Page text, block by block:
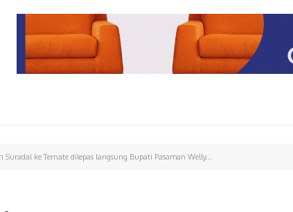
Suradal ke Ternate dilepas langsung Bupati Pasaman Welly...